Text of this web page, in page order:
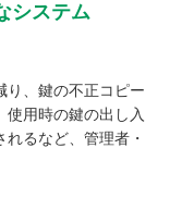
システム
り、鍵の不正コピー
用時の鍵の出し入
るなど、管理者・